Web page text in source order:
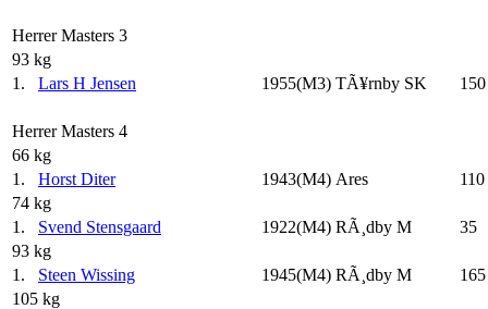
Herrer Masters 3
93 kg
1.
Lars H Jensen 1955(M3) TÃ¥rnby SK 150
Herrer Masters 4
66 kg
1.
Horst Diter 1943(M4) Ares
110
74 kg
1.
Svend Stensgaard 1922(M4) RÃ¸dby M
35
93 kg
1.
Steen Wissing 1945(M4) RÃ¸dby M
165
105 kg